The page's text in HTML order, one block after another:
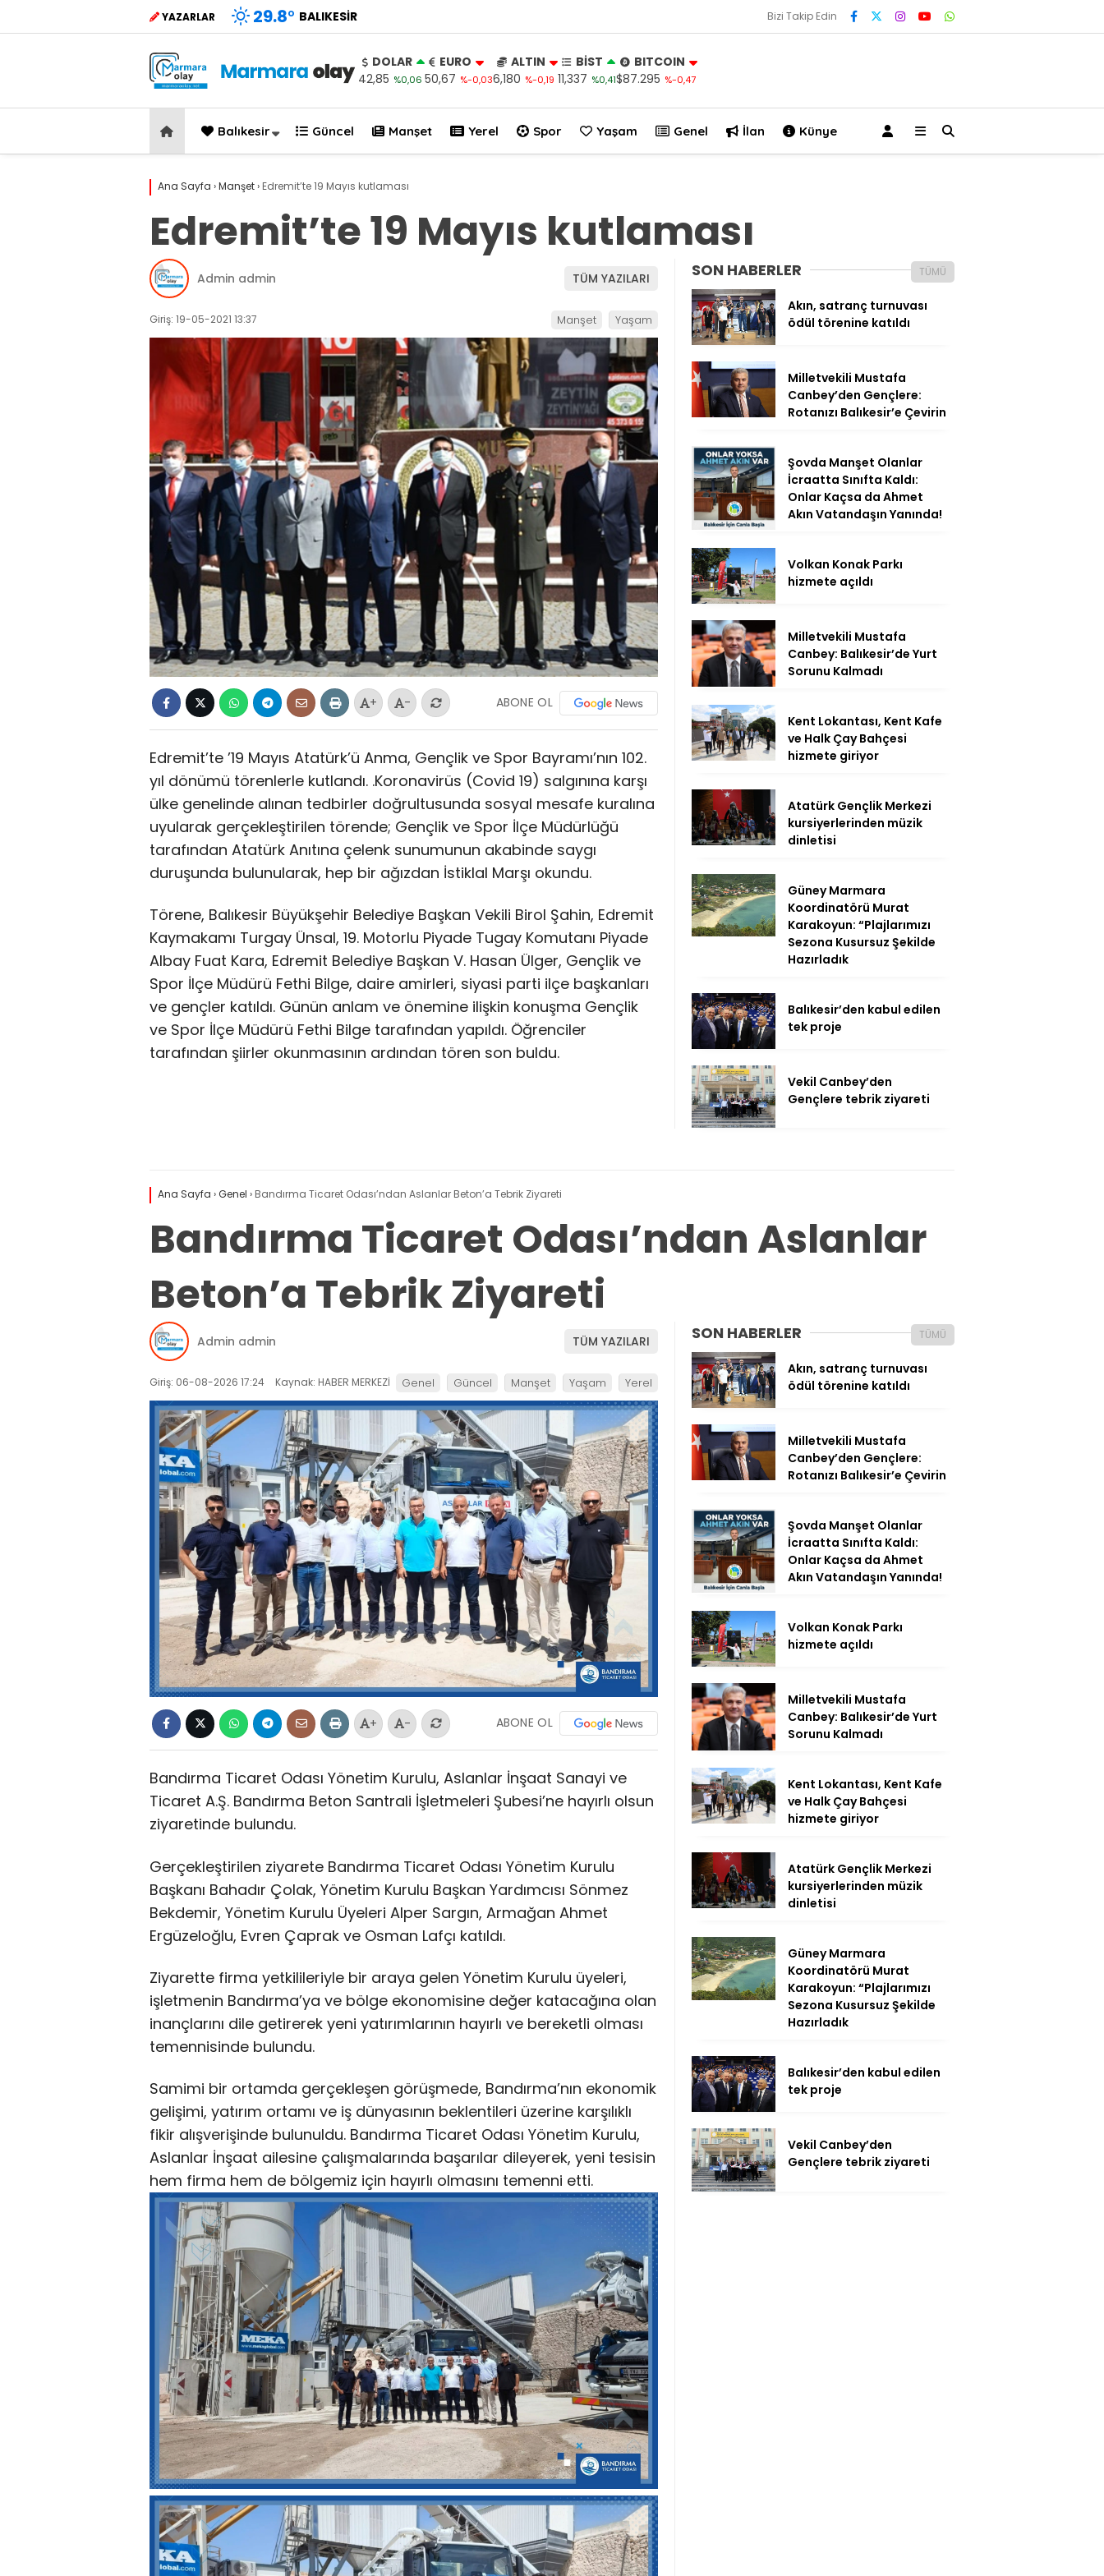
YAZARLAR 29.8° BALIKESIR Bizi Takip Edin
DOLAR
42,85 %0,06
EURO
50,67 %-0,03
ALTIN
6,180 %-0,19
BİST
11,337 %0,41
BITCOIN
$87.295 %-0,47
Balıkesir Güncel Manşet Yerel Spor Yaşam Genel İlan Künye
Ana Sayfa ›Manşet› Edremit’te 19 Mayıs kutlaması
Edremit’te 19 Mayıs kutlaması
Admin admin TÜM YAZILARI
Giriş: 19-05-2021 13:37 Manşet Yaşam
+ - ABONE OL
Edremit’te ’19 Mayıs Atatürk’ü Anma, Gençlik ve Spor Bayramı’nın 102.
yıl dönümü törenlerle kutlandı. .Koronavirüs (Covid 19) salgınına karşı
ülke genelinde alınan tedbirler doğrultusunda sosyal mesafe kuralına
uyularak gerçekleştirilen törende; Gençlik ve Spor İlçe Müdürlüğü
tarafından Atatürk Anıtına çelenk sunumunun akabinde saygı
duruşunda bulunularak, hep bir ağızdan İstiklal Marşı okundu.
Törene, Balıkesir Büyükşehir Belediye Başkan Vekili Birol Şahin, Edremit
Kaymakamı Turgay Ünsal, 19. Motorlu Piyade Tugay Komutanı Piyade
Albay Fuat Kara, Edremit Belediye Başkan V. Hasan Ülger, Gençlik ve
Spor İlçe Müdürü Fethi Bilge, daire amirleri, siyasi parti ilçe başkanları
ve gençler katıldı. Günün anlam ve önemine ilişkin konuşma Gençlik
ve Spor İlçe Müdürü Fethi Bilge tarafından yapıldı. Öğrenciler
tarafından şiirler okunmasının ardından tören son buldu.
SON HABERLER TÜMÜ
Akın, satranç turnuvası
ödül törenine katıldı
Milletvekili Mustafa
Canbey’den Gençlere:
Rotanızı Balıkesir’e Çevirin
Şovda Manşet Olanlar
İcraatta Sınıfta Kaldı:
Onlar Kaçsa da Ahmet
Akın Vatandaşın Yanında!
Volkan Konak Parkı
hizmete açıldı
Milletvekili Mustafa
Canbey: Balıkesir’de Yurt
Sorunu Kalmadı
Kent Lokantası, Kent Kafe
ve Halk Çay Bahçesi
hizmete giriyor
Atatürk Gençlik Merkezi
kursiyerlerinden müzik
dinletisi
Güney Marmara
Koordinatörü Murat
Karakoyun: “Plajlarımızı
Sezona Kusursuz Şekilde
Hazırladık
Balıkesir’den kabul edilen
tek proje
Vekil Canbey’den
Gençlere tebrik ziyareti
Ana Sayfa ›Genel › Bandırma Ticaret Odası’ndan Aslanlar Beton’a Tebrik Ziyareti
Bandırma Ticaret Odası’ndan Aslanlar
Beton’a Tebrik Ziyareti
Admin admin TÜM YAZILARI
Giriş: 06-08-2026 17:24 Kaynak: HABER MERKEZİ Genel Güncel Manşet Yaşam Yerel
+ - ABONE OL
Bandırma Ticaret Odası Yönetim Kurulu, Aslanlar İnşaat Sanayi ve
Ticaret A.Ş. Bandırma Beton Santrali İşletmeleri Şubesi’ne hayırlı olsun
ziyaretinde bulundu.
Gerçekleştirilen ziyarete Bandırma Ticaret Odası Yönetim Kurulu
Başkanı Bahadır Çolak, Yönetim Kurulu Başkan Yardımcısı Sönmez
Bekdemir, Yönetim Kurulu Üyeleri Alper Sargın, Armağan Ahmet
Ergüzeloğlu, Evren Çaprak ve Osman Lafçı katıldı.
Ziyarette firma yetkilileriyle bir araya gelen Yönetim Kurulu üyeleri,
işletmenin Bandırma’ya ve bölge ekonomisine değer katacağına olan
inançlarını dile getirerek yeni yatırımlarının hayırlı ve bereketli olması
temennisinde bulundu.
Samimi bir ortamda gerçekleşen görüşmede, Bandırma’nın ekonomik
gelişimi, yatırım ortamı ve iş dünyasının beklentileri üzerine karşılıklı
fikir alışverişinde bulunuldu. Bandırma Ticaret Odası Yönetim Kurulu,
Aslanlar İnşaat ailesine çalışmalarında başarılar dileyerek, yeni tesisin
hem firma hem de bölgemiz için hayırlı olmasını temenni etti.
SON HABERLER TÜMÜ
Akın, satranç turnuvası
ödül törenine katıldı
Milletvekili Mustafa
Canbey’den Gençlere:
Rotanızı Balıkesir’e Çevirin
Şovda Manşet Olanlar
İcraatta Sınıfta Kaldı:
Onlar Kaçsa da Ahmet
Akın Vatandaşın Yanında!
Volkan Konak Parkı
hizmete açıldı
Milletvekili Mustafa
Canbey: Balıkesir’de Yurt
Sorunu Kalmadı
Kent Lokantası, Kent Kafe
ve Halk Çay Bahçesi
hizmete giriyor
Atatürk Gençlik Merkezi
kursiyerlerinden müzik
dinletisi
Güney Marmara
Koordinatörü Murat
Karakoyun: “Plajlarımızı
Sezona Kusursuz Şekilde
Hazırladık
Balıkesir’den kabul edilen
tek proje
Vekil Canbey’den
Gençlere tebrik ziyareti